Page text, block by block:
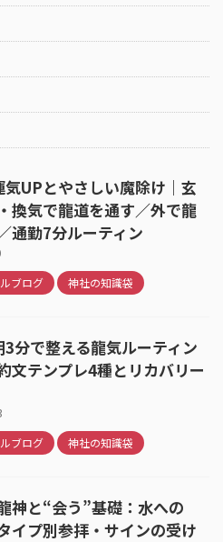
UPとやさしい魔除け｜玄
換気で龍道を通す／外で龍
通勤7分ルーティン
ブログ 神社の知識袋
で整える龍気ルーティン
文テンプレ4種とリカバリー
ブログ 神社の知識袋
と“会う”基礎：水への
イプ別参拝・サインの受け